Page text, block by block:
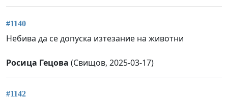
#1140
Небива да се допуска изтезание на животни
Росица Гецова (Свищов, 2025-03-17)
#1142